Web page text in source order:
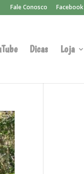
Fale Conosco Facebook
Dicas Loja